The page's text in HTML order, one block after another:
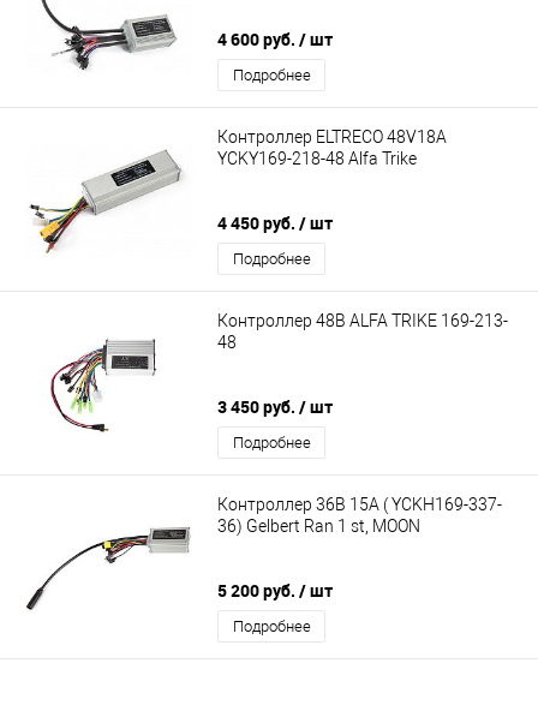
4 600 руб. / шт
Подробнее
Контроллер ELTRECO 48V18A
YCKY169-218-48 Alfa Trike
4 450 руб. / шт
Подробнее
Контроллер 48В ALFA TRIKE 169-213-
48
3 450 руб. / шт
Подробнее
Контроллер 36В 15А ( YCKH169-337-
36) Gelbert Ran 1 st, MOON
5 200 руб. / шт
Подробнее